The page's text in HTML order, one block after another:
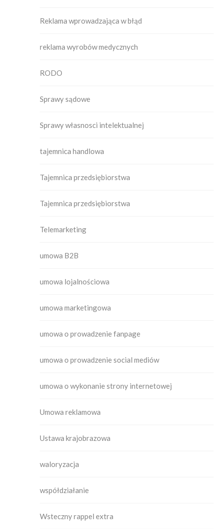
Reklama wprowadzająca w błąd
reklama wyrobów medycznych
RODO
Sprawy sądowe
Sprawy własnosci intelektualnej
tajemnica handlowa
Tajemnica przedsiębiorstwa
Tajemnica przedsiębiorstwa
Telemarketing
umowa B2B
umowa lojalnościowa
umowa marketingowa
umowa o prowadzenie fanpage
umowa o prowadzenie social mediów
umowa o wykonanie strony internetowej
Umowa reklamowa
Ustawa krajobrazowa
waloryzacja
współdziałanie
Wsteczny rappel extra